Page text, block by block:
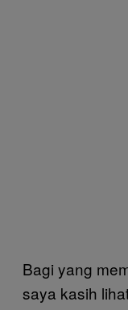
Bagi yang
saya kasih